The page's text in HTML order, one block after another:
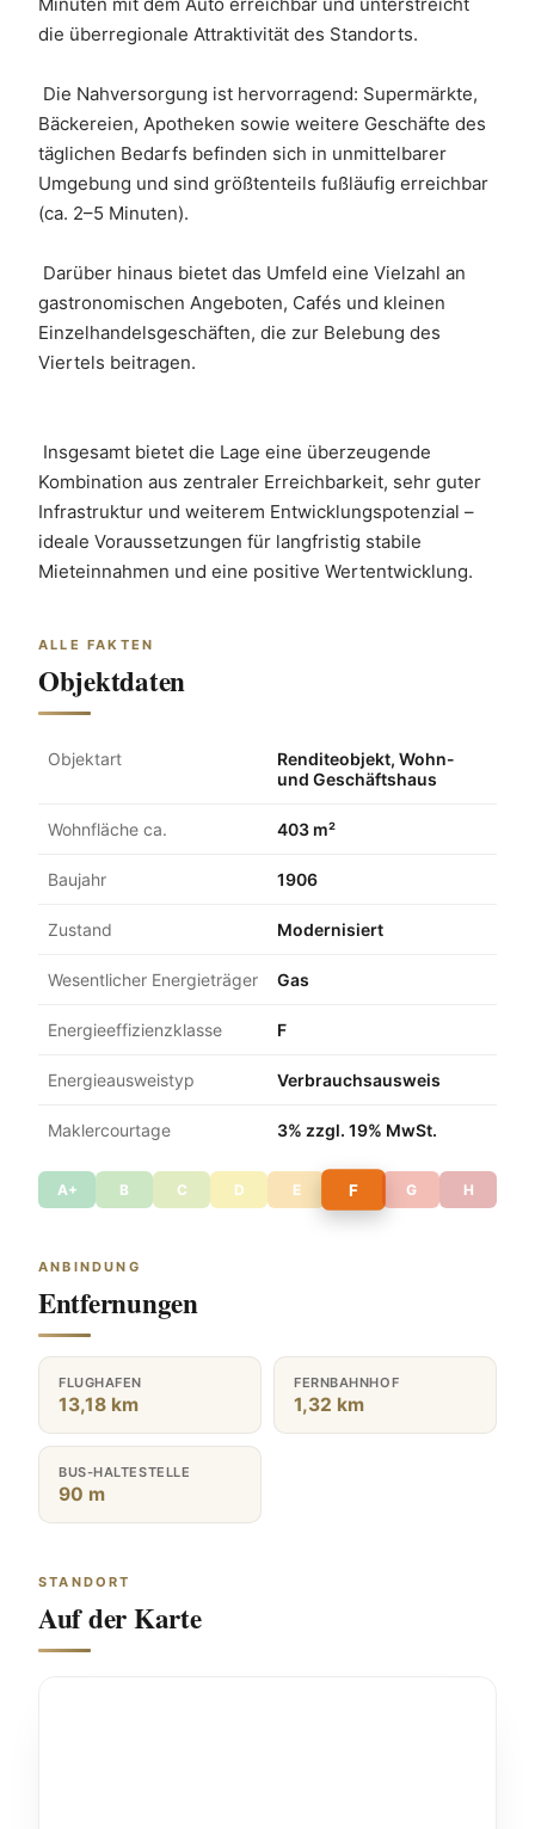
die überregionale Attraktivität des Standorts.
Bäckereien, Apotheken sowie weitere Geschäfte des
täglichen Bedarfs befinden sich in unmittelbarer
Umgebung und sind größtenteils fußläufig erreichbar
(ca. 2–5 Minuten).
gastronomischen Angeboten, Cafés und kleinen
Einzelhandelsgeschäften, die zur Belebung des
Viertels beitragen.
Kombination aus zentraler Erreichbarkeit, sehr guter
Infrastruktur und weiterem Entwicklungspotenzial –
ideale Voraussetzungen für langfristig stabile
Mieteinnahmen und eine positive Wertentwicklung.
ALLE FAKTEN
Objektdaten
Objektart
Renditeobjekt, Wohn-
und Geschäftshaus
Wohnfläche ca. 403 m²
Baujahr 1906
Zustand Modernisiert
Wesentlicher Energieträger Gas
Energieeffizienzklasse F
Energieausweistyp Verbrauchsausweis
Maklercourtage 3% zzgl. 19% MwSt.
A+ B C D E F G H
ANBINDUNG
Entfernungen
FLUGHAFEN
13,18 km
FERNBAHNHOF
1,32 km
BUS-HALTESTELLE
90 m
STANDORT
Auf der Karte